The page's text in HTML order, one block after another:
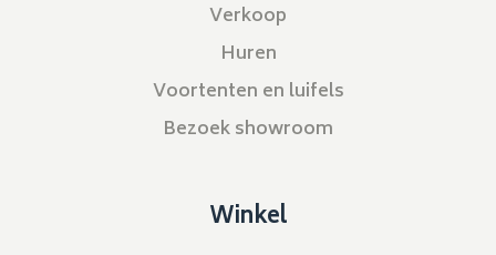
Verkoop
Huren
Voortenten en luifels
Bezoek showroom
Winkel